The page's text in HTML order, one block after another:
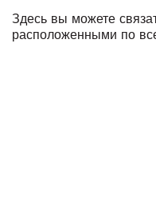
Здесь вы можете
расположенными по